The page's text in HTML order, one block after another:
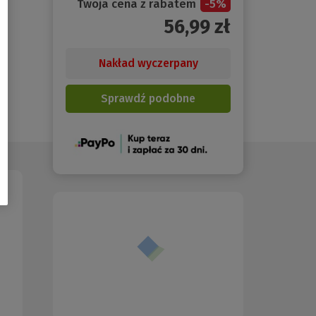
Twoja cena z rabatem -5%
56,99zł
Nakład wyczerpany
Sprawdź podobne
(Nowe